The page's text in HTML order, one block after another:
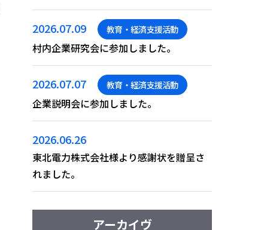
2026.07.09 教育・経済支援活動
村内企業研究会に参加しました。
2026.07.07 教育・経済支援活動
企業説明会に参加しました。
2026.06.26
東北電力株式会社様より感謝状を贈呈さ
れました。
アーカイヴ